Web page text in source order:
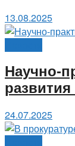
13.08.2025
Научно-
24.07.2025